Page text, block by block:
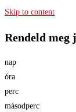
Skip to content
Rendeld meg
nap
óra
perc
másodperc